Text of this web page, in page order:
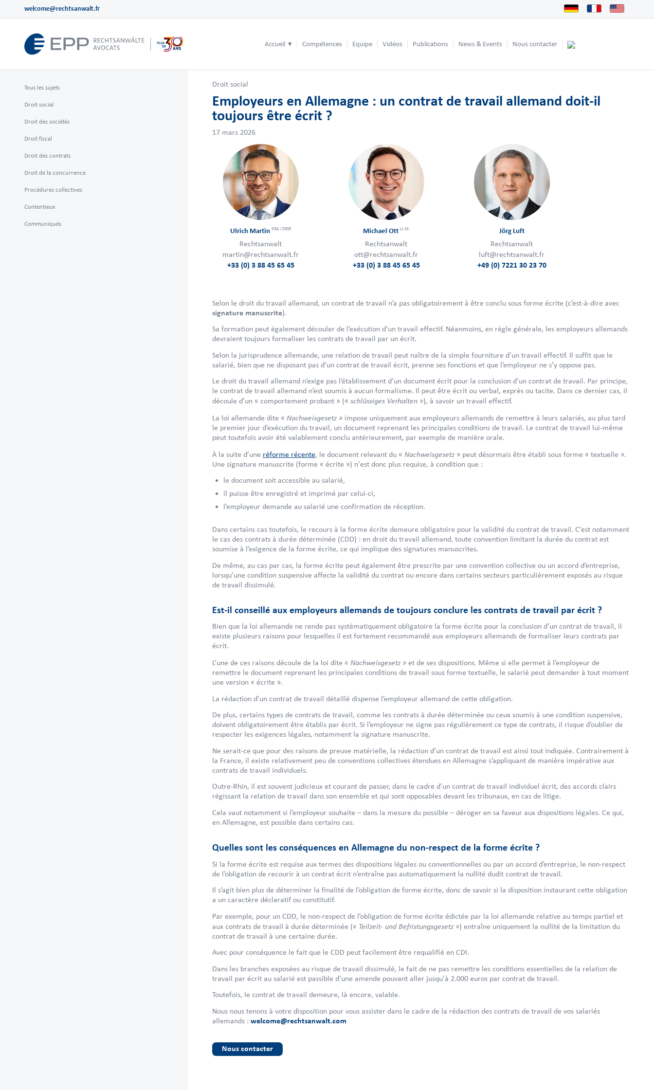
welcome@rechtsanwalt.fr
Accueil Compétences Equipe Vidéos Publications News & Events Nous contacter
Droit social
Employeurs en Allemagne : un contrat de travail allemand doit-il
toujours être écrit ?
Ulrich MartinDEA / DESE
Rechtsanwalt
martin@rechtsanwalt.fr
+33 (0) 3 88 45 65 45
Michael Ott LL.M.
Rechtsanwalt
ott@rechtsanwalt.fr
+33 (0) 3 88 45 65 45
Jörg Luft
Rechtsanwalt
luft@rechtsanwalt.fr
+49 (0) 7221 30 23 70
Selon le droit du travail allemand, un contrat de travail n’a pas obligatoirement à être conclu sous forme écrite (c’est-à-dire avec
signature manuscrite).
Sa formation peut également découler de l’exécution d’un travail effectif. Néanmoins, en règle générale, les employeurs allemands
devraient toujours formaliser les contrats de travail par un écrit.
Selon la jurisprudence allemande, une relation de travail peut naître de la simple fourniture d’un travail effectif. Il suffit que le
salarié, bien que ne disposant pas d’un contrat de travail écrit, prenne ses fonctions et que l’employeur ne s’y oppose pas.
Le droit du travail allemand n’exige pas l’établissement d’un document écrit pour la conclusion d’un contrat de travail. Par principe,
le contrat de travail allemand n’est soumis à aucun formalisme. Il peut être écrit ou verbal, exprès ou tacite. Dans ce dernier cas, il
découle d’un « comportement probant » (« schlüssiges Verhalten»), à savoir un travail effectif.
La loi allemande dite « Nachweisgesetz »impose uniquement aux employeurs allemands de remettre à leurs salariés, au plus tard
le premier jour d’exécution du travail, un document reprenant les principales conditions de travail. Le contrat de travail lui-même
peut toutefois avoir été valablement conclu antérieurement, par exemple de manière orale.
À la suite d’une réforme récente, le document relevant du « Nachweisgesetz» peut désormais être établi sous forme « textuelle ».
Une signature manuscrite (forme « écrite ») n'est donc plus requise, à condition que :
le document soit accessible au salarié,
il puisse être enregistré et imprimé par celui-ci,
l’employeur demande au salarié une confirmation de réception.
Dans certains cas toutefois, le recours à la forme écrite demeure obligatoire pour la validité du contrat de travail. C’est notamment
le cas des contrats à durée déterminée (CDD) : en droit du travail allemand, toute convention limitant la durée du contrat est
soumise à l’exigence de la forme écrite, ce qui implique des signatures manuscrites.
De même, au cas par cas, la forme écrite peut également être prescrite par une convention collective ou un accord d’entreprise,
lorsqu’une condition suspensive affecte la validité du contrat ou encore dans certains secteurs particulièrement exposés au risque
de travail dissimulé.
Est-il conseillé aux employeurs allemands de toujours conclure les contrats de travail par écrit ?
Bien que la loi allemande ne rende pas systématiquement obligatoire la forme écrite pour la conclusion d’un contrat de travail, il
existe plusieurs raisons pour lesquelles il est fortement recommandé aux employeurs allemands de formaliser leurs contrats par
écrit.
L’une de ces raisons découle de la loi dite « Nachweisgesetz »et de ses dispositions. Même si elle permet à l’employeur de
remettre le document reprenant les principales conditions de travail sous forme textuelle, le salarié peut demander à tout moment
une version « écrite ».
La rédaction d’un contrat de travail détaillé dispense l’employeur allemand de cette obligation.
De plus, certains types de contrats de travail, comme les contrats à durée déterminée ou ceux soumis à une condition suspensive,
doivent obligatoirement être établis par écrit. Si l’employeur ne signe pas régulièrement ce type de contrats, il risque d’oublier de
respecter les exigences légales, notamment la signature manuscrite.
Ne serait-ce que pour des raisons de preuve matérielle, la rédaction d’un contrat de travail est ainsi tout indiquée. Contrairement à
la France, il existe relativement peu de conventions collectives étendues en Allemagne s’appliquant de manière impérative aux
contrats de travail individuels.
Outre-Rhin, il est souvent judicieux et courant de passer, dans le cadre d’un contrat de travail individuel écrit, des accords clairs
régissant la relation de travail dans son ensemble et qui sont opposables devant les tribunaux, en cas de litige.
Cela vaut notamment si l’employeur souhaite – dans la mesure du possible – déroger en sa faveur aux dispositions légales. Ce qui,
en Allemagne, est possible dans certains cas.
Quelles sont les conséquences en Allemagne du non-respect de la forme écrite ?
Si la forme écrite est requise aux termes des dispositions légales ou conventionnelles ou par un accord d’entreprise, le non-respect
de l’obligation de recourir à un contrat écrit n’entraîne pas automatiquement la nullité dudit contrat de travail.
Il s’agit bien plus de déterminer la finalité de l’obligation de forme écrite, donc de savoir si la disposition instaurant cette obligation
a un caractère déclaratif ou constitutif.
Par exemple, pour un CDD, le non-respect de l’obligation de forme écrite édictée par la loi allemande relative au temps partiel et
aux contrats de travail à durée déterminée (« Teilzeit- und Befristungsgesetz») entraîne uniquement la nullité de la limitation du
contrat de travail à une certaine durée.
Avec pour conséquence le fait que le CDD peut facilement être requalifié en CDI.
Dans les branches exposées au risque de travail dissimulé, le fait de ne pas remettre les conditions essentielles de la relation de
travail par écrit au salarié est passible d'une amende pouvant aller jusqu'à 2.000 euros par contrat de travail.
Toutefois, le contrat de travail demeure, là encore, valable.
Nous nous tenons à votre disposition pour vous assister dans le cadre de la rédaction des contrats de travail de vos salariés
allemands : welcome@rechtsanwalt.com
Nous contacter
17 mars 2026
Tous les sujets
Droit social
Droit des sociétés
Droit fiscal
Droit des contrats
Droit de la concurrence
Procédures collectives
Contentieux
Communiqués